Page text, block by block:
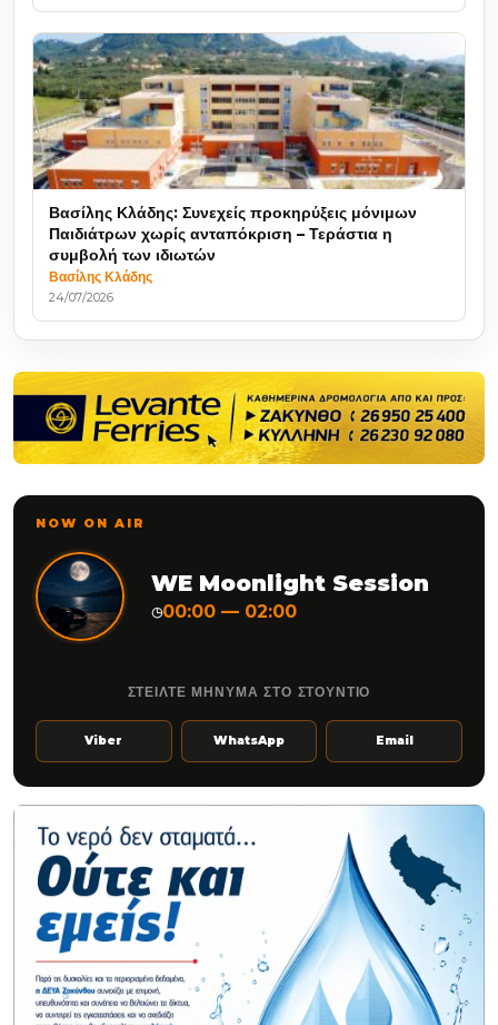
Βασίλης Κλάδης: Συνεχείς προκηρύξεις μόνιμων
Παιδιάτρων χωρίς ανταπόκριση – Τεράστια η
συμβολή των ιδιωτών
Βασίλης Κλάδης
24/07/2026
NOW ON AIR
WE Moonlight Session
◷00:00 — 02:00
ΣΤΕΙΛΤΕ ΜΗΝΥΜΑ ΣΤΟ ΣΤΟΥΝΤΙΟ
Viber WhatsApp Email